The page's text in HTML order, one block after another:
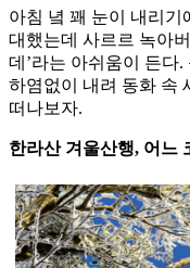
아침 녘 꽤 눈이 내리기
대했는데 사르르 녹아
데’라는 아쉬움이 든다.
하염없이 내려 동화 속
떠나보자.
한라산 겨울산행, 어느